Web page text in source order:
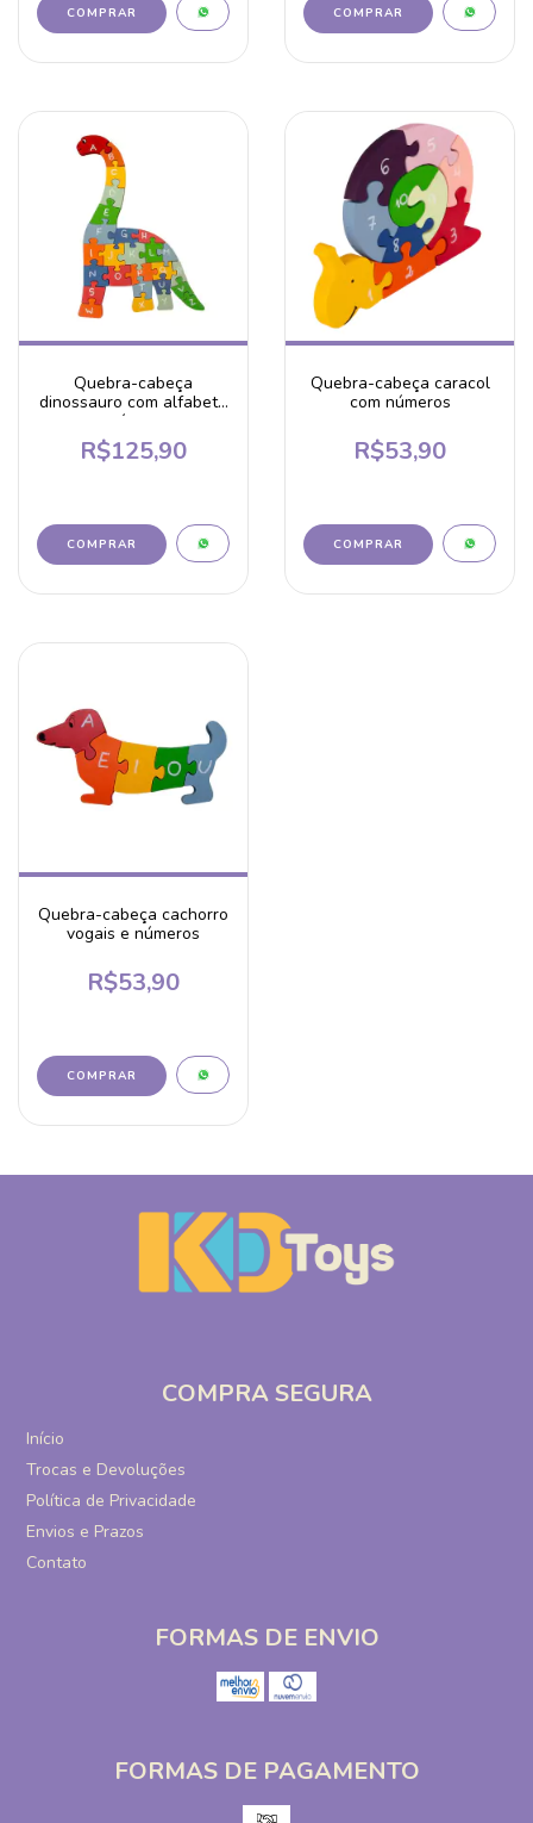
Quebra-cabeça
dinossauro com alfabeto
e números
R$125,90
Quebra-cabeça caracol
com números
R$53,90
Quebra-cabeça cachorro
vogais e números
R$53,90
COMPRA SEGURA
Início
Trocas e Devoluções
Política de Privacidade
Envios e Prazos
Contato
FORMAS DE ENVIO
FORMAS DE PAGAMENTO